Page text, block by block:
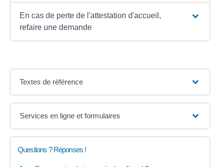
En cas de perte de l'attestation d'accueil,
refaire une demande
Textes de référence
Services en ligne et formulaires
Questions ? Réponses !